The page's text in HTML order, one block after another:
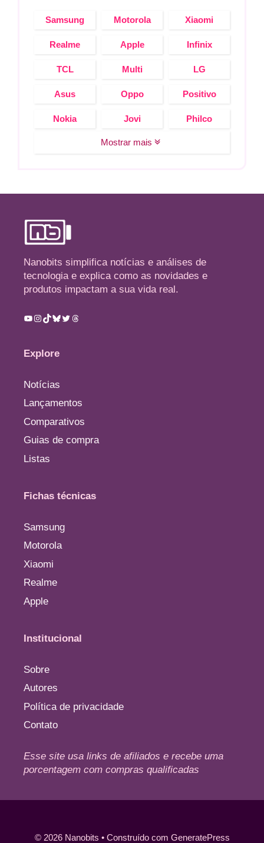
Samsung Motorola Xiaomi
Realme Apple Infinix
TCL Multi LG
Asus Oppo Positivo
Nokia Jovi Philco
Mostrar mais
Nanobits simplifica notícias e análises de
tecnologia e explica como as novidades e
produtos impactam a sua vida real.
Youtube
Instagram
TikTok
Bluesky
TwitterThreads
Explore
Notícias
Lançamentos
Comparativos
Guias de compra
Listas
Fichas técnicas
Samsung
Motorola
Xiaomi
Realme
Apple
Institucional
Sobre
Autores
Política de privacidade
Contato
Esse site usa links de afiliados e recebe uma
porcentagem com compras qualificadas
© 2026 Nanobits • Construído com GeneratePress